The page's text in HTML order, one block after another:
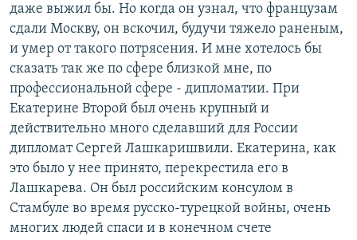
даже выжил бы. Но когда он узнал, что французам
сдали Москву, он вскочил, будучи тяжело раненым,
и умер от такого потрясения. И мне хотелось бы
сказать так же по сфере близкой мне, по
профессиональной сфере - дипломатии. При
Екатерине Второй был очень крупный и
действительно много сделавший для России
дипломат Сергей Лашкаришвили. Екатерина, как
это было у нее принято, перекрестила его в
Лашкарева. Он был российским консулом в
Стамбуле во время русско-турецкой войны, очень
многих людей спаси и в конечном счете